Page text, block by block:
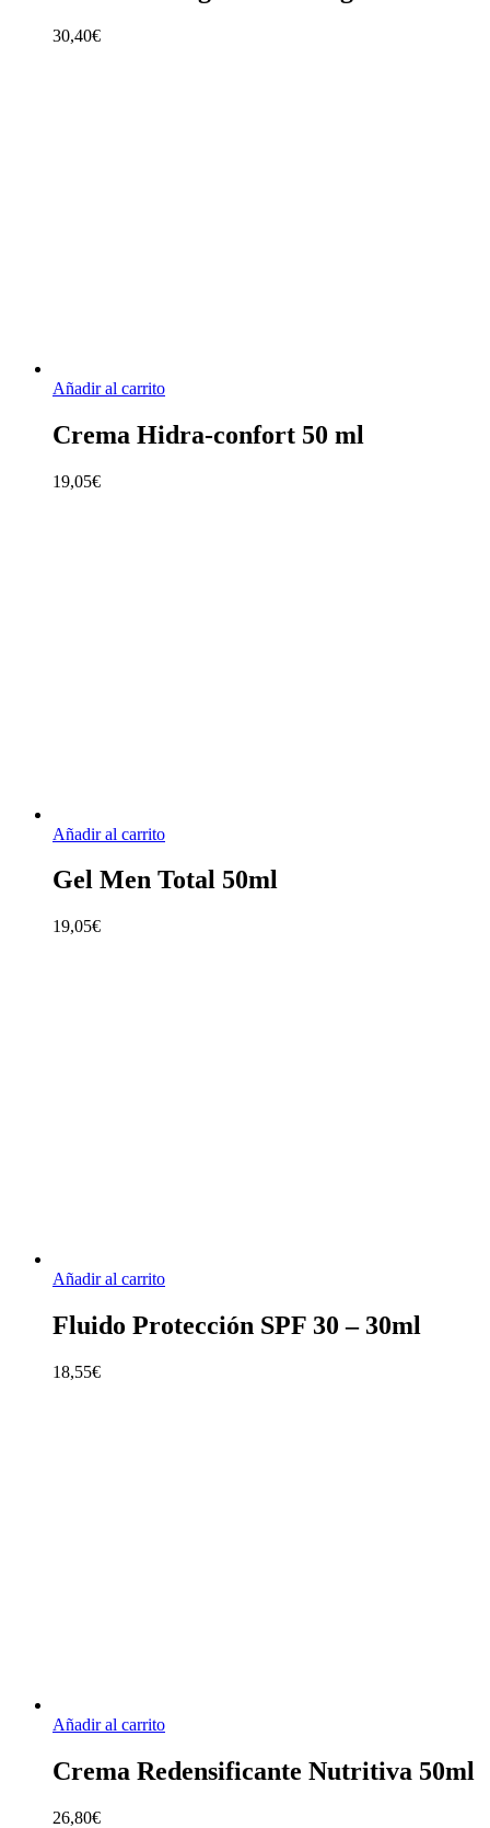
30,40€
Añadir al carrito
Crema Hidra-confort 50 ml
19,05€
Añadir al carrito
Gel Men Total 50ml
19,05€
Añadir al carrito
Fluido Protección SPF 30 – 30ml
18,55€
Añadir al carrito
Crema Redensificante Nutritiva 50ml
26,80€